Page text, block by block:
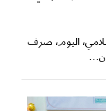
اليوم، صرف